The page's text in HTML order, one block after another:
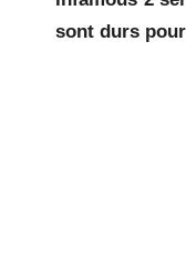
sont durs